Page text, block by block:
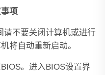
项
请不要关闭计算机或进行
将自动重新启动。
。进入BIOS设置界